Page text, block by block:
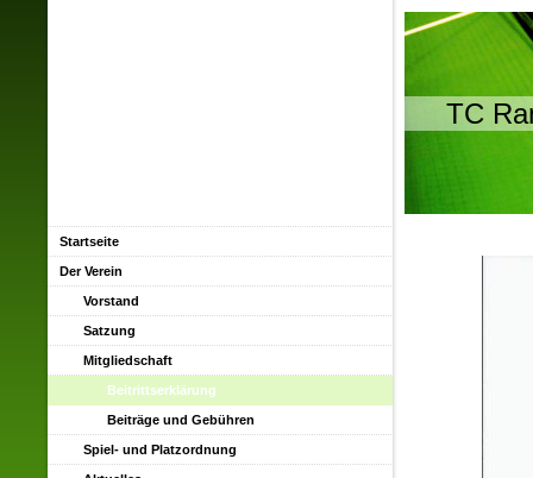
TC
Startseite
Der Verein
Vorstand
Satzung
Mitgliedschaft
Beitrittserklärung
Beiträge und Gebühren
Spiel- und Platzordnung